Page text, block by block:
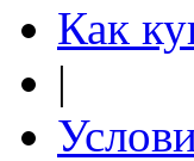
Как
|